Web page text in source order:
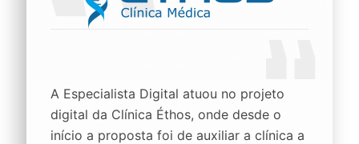
A Especialista Digital atuou no projeto
digital da Clínica Éthos, onde desde o
início a proposta foi de auxiliar a clínica a